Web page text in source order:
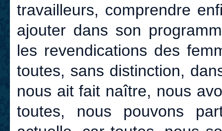
travailleurs, comprendre
ajouter dans son
les revendications des
toutes, sans distinction,
nous ait fait naître, nous
toutes, nous pouvons